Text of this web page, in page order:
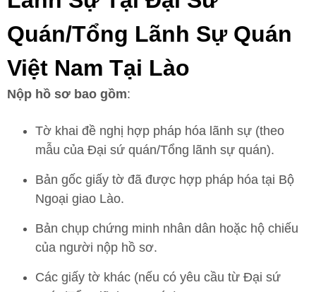
Quán/Tổng Lãnh Sự Quán
Việt Nam Tại Lào
Nộp hồ sơ bao gồm:
Tờ khai đề nghị hợp pháp hóa lãnh sự (theo
mẫu của Đại sứ quán/Tổng lãnh sự quán).
Bản gốc giấy tờ đã được hợp pháp hóa tại Bộ
Ngoại giao Lào.
Bản chụp chứng minh nhân dân hoặc hộ chiếu
của người nộp hồ sơ.
Các giấy tờ khác (nếu có yêu cầu từ Đại sứ